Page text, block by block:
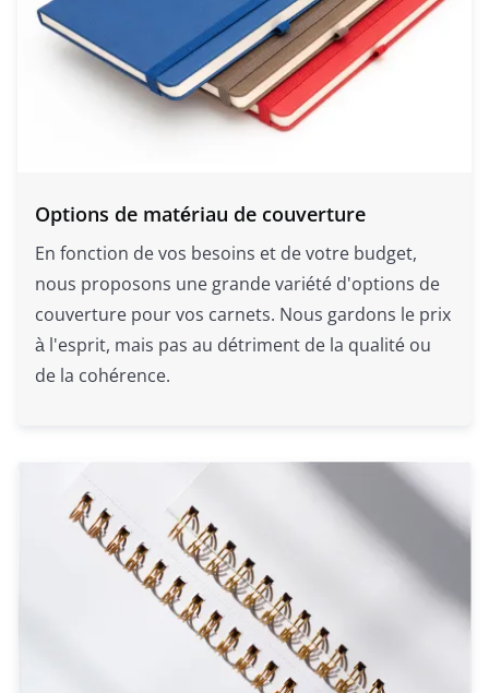
Options de matériau de couverture
En fonction de vos besoins et de votre budget,
nous proposons une grande variété d'options de
couverture pour vos carnets. Nous gardons le prix
à l'esprit, mais pas au détriment de la qualité ou
de la cohérence.